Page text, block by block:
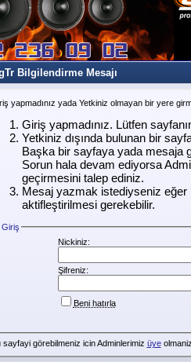
Bilgilendirme Mesajı
yapmadınız yada Yetkiniz olmayan bir yere
Giriş yapmadınız. Lütfen
Yetkiniz dışında bulunan bir
Başka bir sayfaya yada mesaja
Sorun hala devam ediyorsa
geçirmesini talep ediniz.
Mesaj yazmak istediyseniz eğer
aktifleştirilmesi gerekebilir.
Giriş
Nickiniz:
Şifreniz:
Beni hatırla
sayfayi görebilmeniz icin Adminlerimiz üye